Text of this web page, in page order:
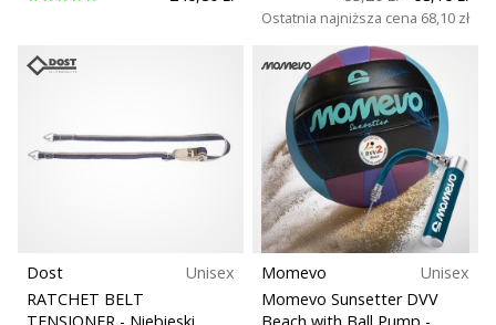
Ostatnia najniższa cena 68,10 zł
Dost
Unisex
RATCHET BELT
Momevo
Unisex
Momevo Sunsetter DVV